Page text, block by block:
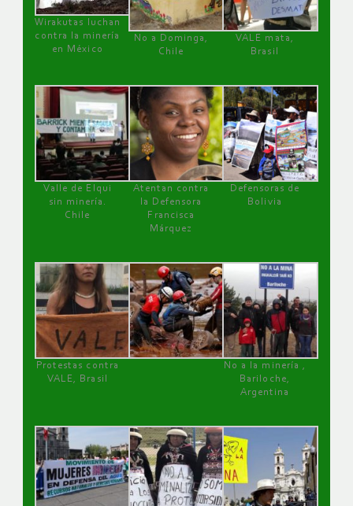
Wirakutas luchan
contra la minería
en México
No a Dominga,
Chile
VALE mata,
Brasil
Valle de Elqui
sin minería.
Chile
Atentan contra
la Defensora
Francisca
Márquez
Defensoras de
Bolivia
Protestas contra
VALE, Brasil
No a la minería ,
Bariloche,
Argentina